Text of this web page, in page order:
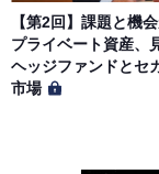
【第2回】課題と機
プライベート資産、
ヘッジファンドとセ
市場